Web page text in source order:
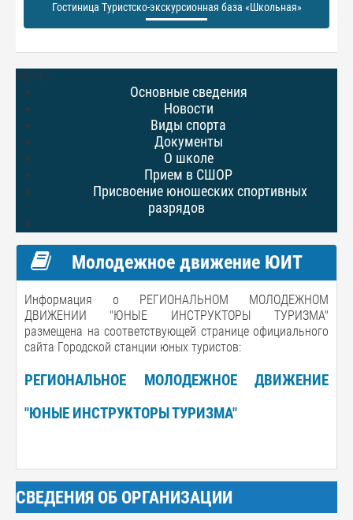
Гостиница Туристско-экскурсионная база «Школьная»
МЕНЮ
Основные сведения
Новости
Виды спорта
Документы
О школе
Прием в СШОР
Присвоение юношеских спортивных
разрядов
Молодежное движение ЮИТ
Информация о РЕГИОНАЛЬНОМ МОЛОДЕЖНОМ
ДВИЖЕНИИ "ЮНЫЕ ИНСТРУКТОРЫ ТУРИЗМА"
размещена на соответствующей странице официального
сайта Городской станции юных туристов:
РЕГИОНАЛЬНОЕ МОЛОДЕЖНОЕ ДВИЖЕНИЕ
"ЮНЫЕ ИНСТРУКТОРЫ ТУРИЗМА"
СВЕДЕНИЯ ОБ ОРГАНИЗАЦИИ